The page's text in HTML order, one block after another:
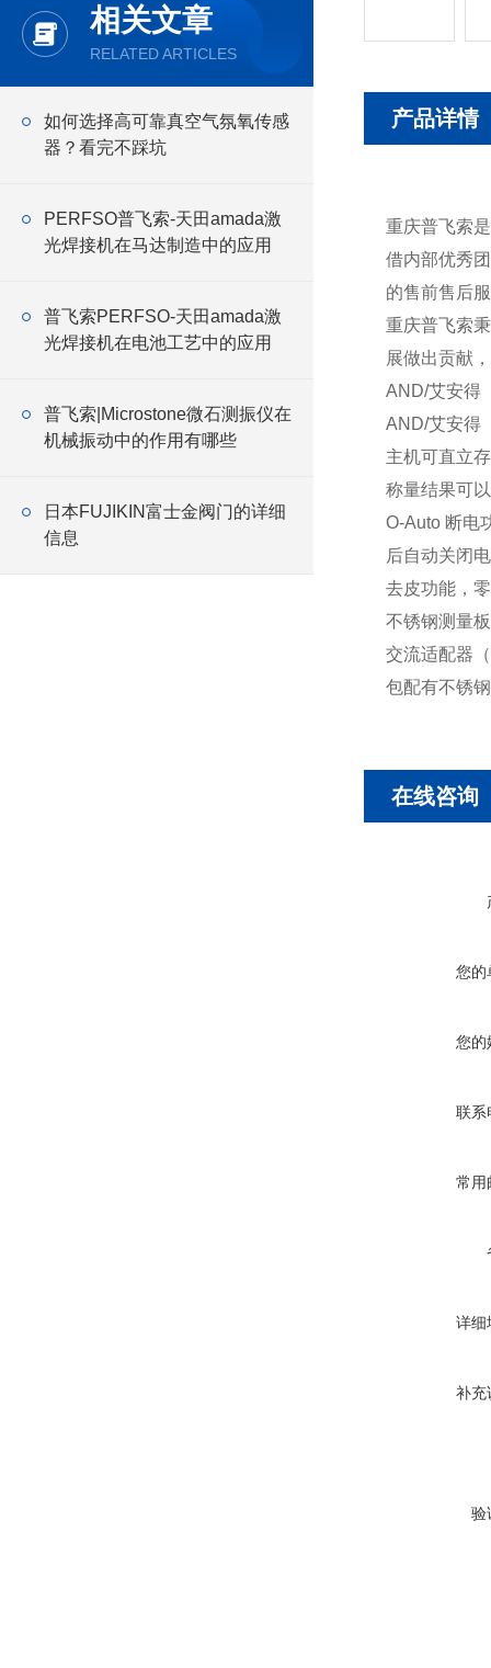
相关文章
RELATED ARTICLES
如何选择高可靠真空气氛氧传感
器？看完不踩坑
PERFSO普飞索-天田amada激
光焊接机在马达制造中的应用
普飞索PERFSO-天田amada激
光焊接机在电池工艺中的应用
普飞索|Microstone微石测振仪在
机械振动中的作用有哪些
日本FUJIKIN富士金阀门的详细
信息
产品详情
重庆普飞索
借内部优秀
的售前售后
重庆普飞索
展做出贡献
AND/艾安得
AND/艾安得
主机可直立
称量结果可
O-Auto 断电
后自动关闭
去皮功能，
不锈钢测量
交流适配器
包配有不锈
在线咨询
您的
您的
联系
常用
详细
补充
验